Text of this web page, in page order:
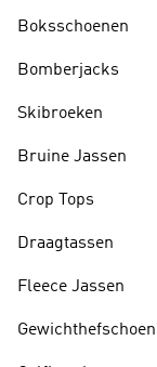
Boksschoenen
Bomberjacks
Skibroeken
Bruine Jassen
Crop Tops
Draagtassen
Fleece Jassen